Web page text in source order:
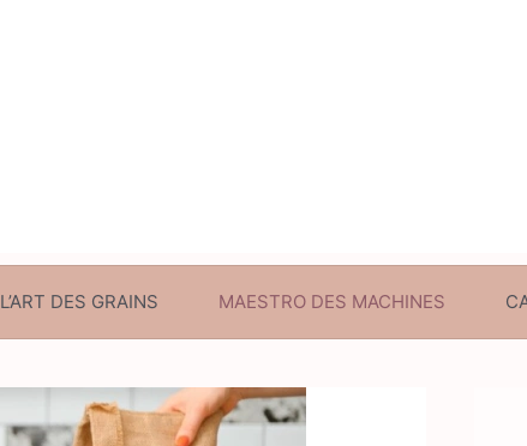
L’ART DES GRAINS MAESTRO DES MACHINES